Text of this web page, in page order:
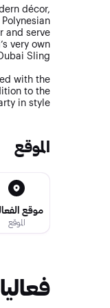
décor,
and serve
very own
Sling.
with the
to the
in style.
الموقع
موقع
الموقع